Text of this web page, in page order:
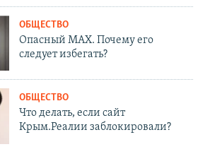
ОБЩЕСТВО
Опасный MAX. Почему его
следует избегать?
ОБЩЕСТВО
Что делать, если сайт
Крым.Реалии заблокировали?